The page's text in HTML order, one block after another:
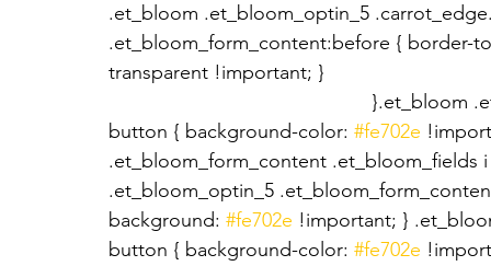
.et_bloom .et_bloom_optin_5
.et_bloom_form_content:before { border-
transparent !important; }
button { background-color: #fe702e
.et_bloom_form_content .et_bloom_fields
.et_bloom_optin_5
background: #fe702e !important; }
button { background-color: #fe702e